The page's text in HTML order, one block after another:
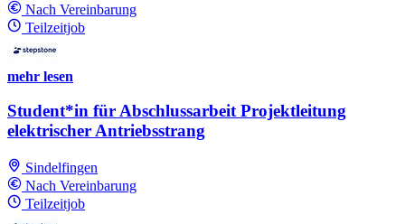
Nach Vereinbarung
Teilzeitjob
mehr lesen
Student*in für Abschlussarbeit Projektleitung
elektrischer Antriebsstrang
Sindelfingen
Nach Vereinbarung
Teilzeitjob